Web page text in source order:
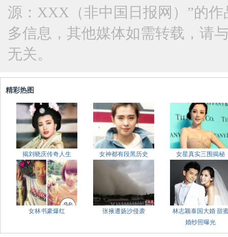
源：XXX（非中国日报网）”的
多信息，其他媒体如需转载，请
无关。
精彩热图
揭刘晓庆传奇人生 女神都有段黑历史 女星真实三围揭秘
女林书豪爆红 张掖遭扬沙侵袭
林志颖泰国大婚 甜
婚纱照曝光